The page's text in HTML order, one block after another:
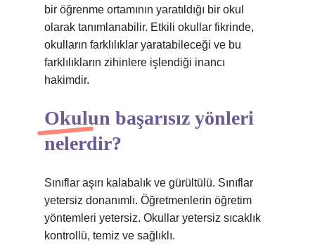
bir öğrenme ortamının yaratıldığı bir okul
olarak tanımlanabilir. Etkili okullar fikrinde,
okulların farklılıklar yaratabileceği ve bu
farklılıkların zihinlere işlendiği inancı
hakimdir.
Okulun başarısız yönleri
nelerdir?
Sınıflar aşırı kalabalık ve gürültülü. Sınıflar
yetersiz donanımlı. Öğretmenlerin öğretim
yöntemleri yetersiz. Okullar yetersiz sıcaklık
kontrollü, temiz ve sağlıklı.